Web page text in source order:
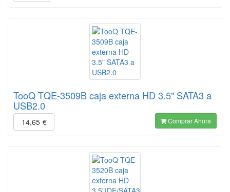
TooQ TQE-3509B caja externa HD 3.5" SATA3 a
USB2.0
14,65 € Comprar Ahora